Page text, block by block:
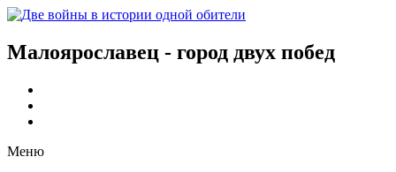
Малоярославец - город двух побед
Меню